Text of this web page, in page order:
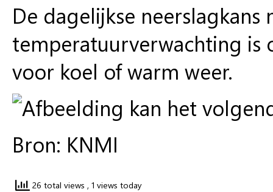
De dagelijkse neerslagkans
temperatuurverwachting is
voor koel of warm weer.
Bron: KNMI
26 total views , 1 views today